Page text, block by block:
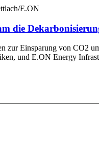
E.ON
die
zur Einsparung von CO2
und E.ON Energy